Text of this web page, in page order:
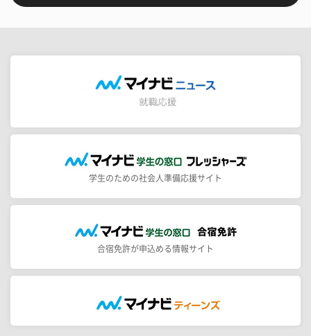
学生のための社会人準備応援サイト
合宿免許が申込める情報サイト